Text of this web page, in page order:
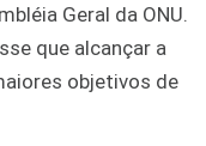
Geral da ONU.
que alcançar a
objetivos de